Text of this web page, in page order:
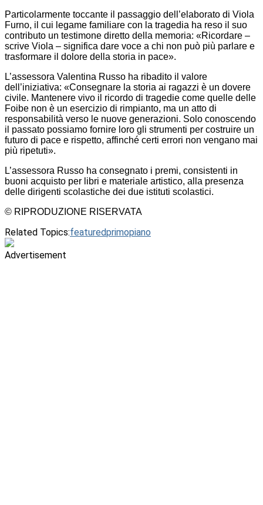
Particolarmente toccante il passaggio dell’elaborato di Viola
Furno, il cui legame familiare con la tragedia ha reso il suo
contributo un testimone diretto della memoria: «Ricordare –
scrive Viola – significa dare voce a chi non può più parlare e
trasformare il dolore della storia in pace».
L’assessora Valentina Russo ha ribadito il valore
dell’iniziativa: «Consegnare la storia ai ragazzi è un dovere
civile. Mantenere vivo il ricordo di tragedie come quelle delle
Foibe non è un esercizio di rimpianto, ma un atto di
responsabilità verso le nuove generazioni. Solo conoscendo
il passato possiamo fornire loro gli strumenti per costruire un
futuro di pace e rispetto, affinché certi errori non vengano mai
più ripetuti».
L’assessora Russo ha consegnato i premi, consistenti in
buoni acquisto per libri e materiale artistico, alla presenza
delle dirigenti scolastiche dei due istituti scolastici.
© RIPRODUZIONE RISERVATA
Related Topics:featuredprimopiano
Advertisement